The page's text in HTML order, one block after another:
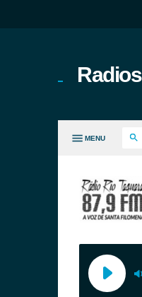
Radios
MENU